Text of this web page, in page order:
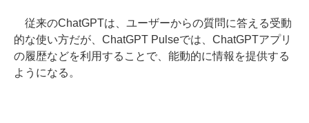
従来のChatGPTは、ユーザーからの質問に答える受動
的な使い方だが、ChatGPT Pulseでは、ChatGPTアプリ
の履歴などを利用することで、能動的に情報を提供する
ようになる。